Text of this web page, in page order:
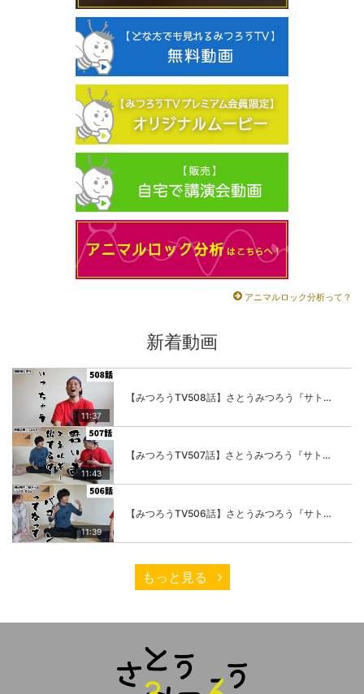
アニマルロック分析って？
新着動画
11:37
【みつろうTV508話】さとうみつろう『サトレル男塾』編④「“毎日”が変わります。楽しく」
11:43
【みつろうTV507話】さとうみつろう『サトレル男塾』編③「快楽は“自分のカラダの内側”にしかない」
11:39
【みつろうTV506話】さとうみつろう『サトレル男塾』編②「不思議な棒をお尻に…」
もっと見る